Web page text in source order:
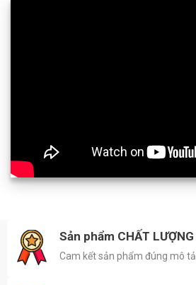
Sản phẩm CHẤT LƯỢNG
Cam kết sản phẩm đúng mô tả